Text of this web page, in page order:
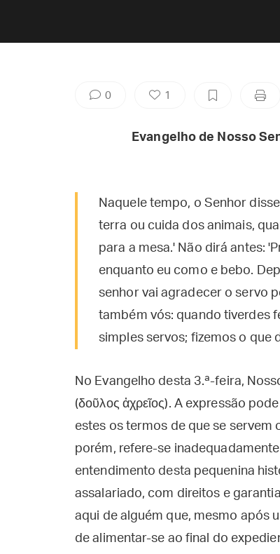
0 1
Evangelho de Nosso
Naquele tempo, o Senhor
terra ou cuida dos animais,
para a mesa.' Não dirá antes:
enquanto eu como e bebo.
senhor vai agradecer o servo
também vós: quando tiverdes
simples servos; fizemos o que
No Evangelho desta 3.ª-feira,
(δοῦλος ἀχρεῖος). A expressão
estes os termos de que se servem
porém, refere-se
entendimento desta pequenina
assalariado, com direitos e
aqui de alguém que, mesmo após
de alimentar-se ao final do